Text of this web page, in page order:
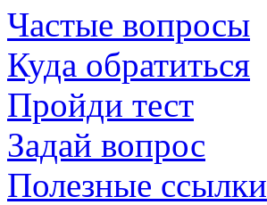
Частые вопросы
Куда обратиться
Пройди тест
Задай вопрос
Полезные ссылки